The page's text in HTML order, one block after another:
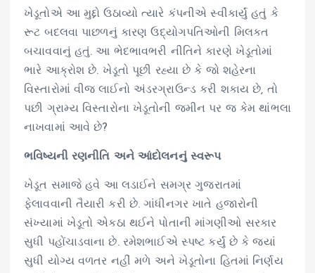
ખેડૂતોએ આ મુદ્દો ઉઠાવ્યો ત્યારે કંપનીએ સ્વીકાર્યું હતું કે
રૂટ બદલવા પાછળનું કારણ ઉદ્યોગપતિઓની મિલકત
બચાવવાનું હતું. આ ભેદભાવભરી નીતિને કારણે ખેડૂતોમાં
ભારે આક્રોશ છે. ખેડૂતો પૂછી રહ્યા છે કે જો શહેરના
વિસ્તારોમાં વીજ લાઈનો અંડરગ્રાઉન્ડ કરી શકાય છે, તો
પછી ગ્રામ્ય વિસ્તારોના ખેડૂતોની જમીન પર જ કેમ થાંભલા
નાખવામાં આવે છે?
ભવિષ્યની રણનીતિ અને આંદોલનનું સ્વરૂપ
ખેડૂત સમાજે હવે આ લડાઈને સમગ્ર ગુજરાતમાં
ફેલાવવાની તૈયારી કરી છે. ગાંધીનગર ખાતે હજારોની
સંખ્યામાં ખેડૂતો એકઠા થઈને પોતાની માંગણીઓ સરકાર
સુધી પહોંચાડવાના છે. રમેશભાઈએ સ્પષ્ટ કર્યું છે કે જ્યાં
સુધી યોગ્ય વળતર નહીં મળે અને ખેડૂતોના હિતમાં નિર્ણય